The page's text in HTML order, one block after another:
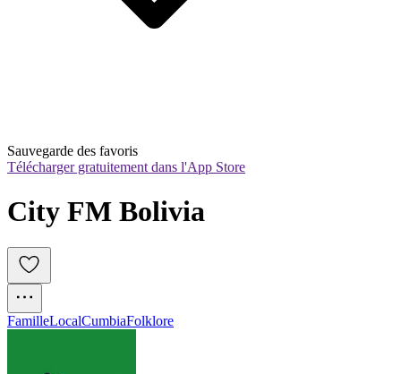
Sauvegarde des favoris
Télécharger gratuitement dans l'App Store
City FM Bolivia
FamilleLocalCumbiaFolklore